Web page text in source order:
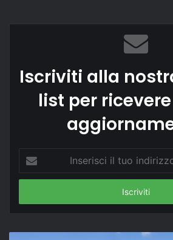
Iscriviti alla
list per
tuo
email